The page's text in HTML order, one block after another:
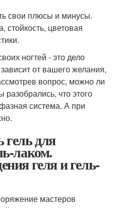
свои плюсы и минусы.
стойкость, цветовая
ногтей - это дело
от вашего желания,
вопрос, можно ли
разобрались, что этого
система. А при
для
лаком.
геля и гель-
мастеров